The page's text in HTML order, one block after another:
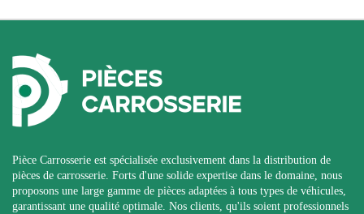
Pièce Carrosserie est spécialisée exclusivement dans la distribution de
pièces de carrosserie. Forts d'une solide expertise dans le domaine, nous
proposons une large gamme de pièces adaptées à tous types de véhicules,
garantissant une qualité optimale. Nos clients, qu'ils soient professionnels